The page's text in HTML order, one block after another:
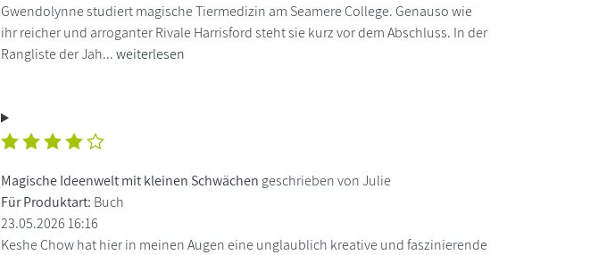
Gwendolynne studiert magische Tiermedizin am Seamere College. Genauso wie
ihr reicher und arroganter Rivale Harrisford steht sie kurz vor dem Abschluss. In der
Rangliste der Jah...weiterlesen
Magische Ideenwelt mit kleinen Schwächen geschrieben von Julie
Für Produktart: Buch
23.05.2026 16:16
Keshe Chow hat hier in meinen Augen eine unglaublich kreative und faszinierende